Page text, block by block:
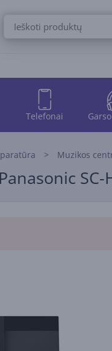
Telefonai
Muzikos
SC-